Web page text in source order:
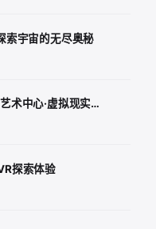
索宇宙的无尽奥秘
术中心·虚拟现实…
探索体验